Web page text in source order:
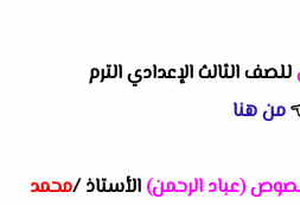
للصف الثالث الإعدادي الترم
من هنا
(عباد الرحمن) الأستاذ /محمد